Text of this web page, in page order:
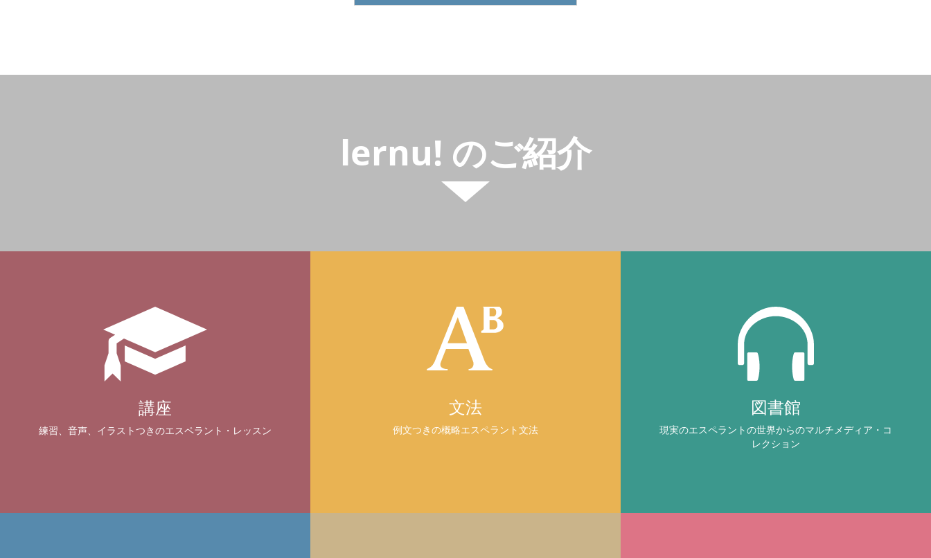
lernu! のご紹介
講座
練習、音声、イラストつきのエスペラント・レッスン
文法
例文つきの概略エスペラント文法
図書館
現実のエスペラントの世界からのマルチメディア・コ
レクション